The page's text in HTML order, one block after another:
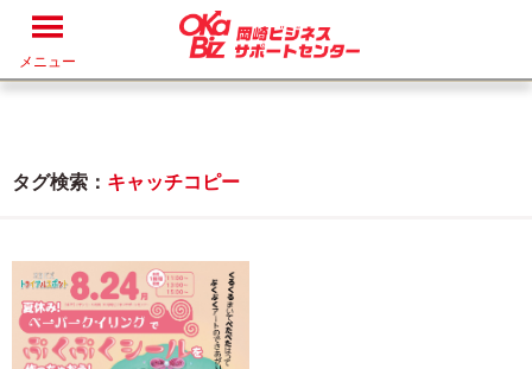
メニュー
タグ検索： キャッチコピー